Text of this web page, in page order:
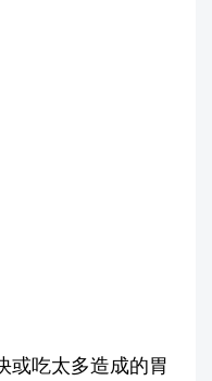
或吃太多造成的胃